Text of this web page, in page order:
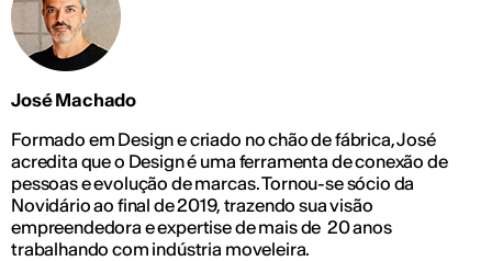
José Machado
Formado em Design e criado no chão de fábrica, José
acredita que o Design é uma ferramenta de conexão de
pessoas e evolução de marcas. Tornou-se sócio da
Novidário ao final de 2019, trazendo sua visão
empreendedora e expertise de mais de 20 anos
trabalhando com indústria moveleira.